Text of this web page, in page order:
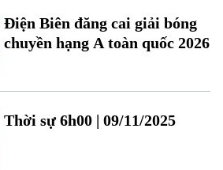
Điện Biên đăng cai giải bóng
chuyền hạng A toàn quốc 2026
Thời sự 6h00 | 09/11/2025